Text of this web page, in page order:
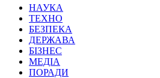
НАУКА
ТЕХНО
БЕЗПЕКА
ДЕРЖАВА
БІЗНЕС
МЕДІА
ПОРАДИ